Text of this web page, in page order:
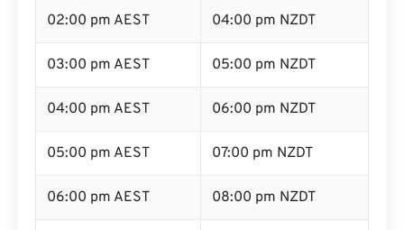
02:00 pm AEST 04:00 pm NZDT
03:00 pm AEST 05:00 pm NZDT
04:00 pm AEST 06:00 pm NZDT
05:00 pm AEST 07:00 pm NZDT
06:00 pm AEST 08:00 pm NZDT